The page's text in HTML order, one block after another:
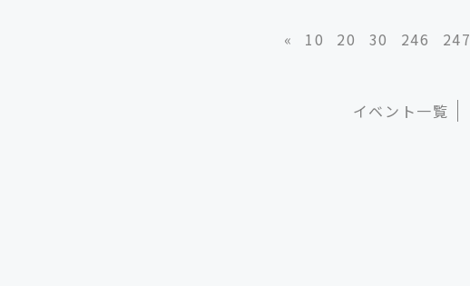
« 10 20 30 246 247
イベント一覧